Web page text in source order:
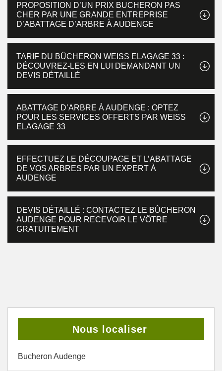
PROPOSITION D’UN PRIX BUCHERON PAS
CHER PAR UNE GRANDE ENTREPRISE
D’ABATTAGE D’ARBRE À AUDENGE
TARIF DU BÛCHERON WEISS ELAGAGE 33 :
DÉCOUVREZ-LES EN LUI DEMANDANT UN
DEVIS DÉTAILLÉ
ABATTAGE D’ARBRE À AUDENGE : OPTEZ
POUR LES SERVICES OFFERTS PAR WEISS
ELAGAGE 33
EFFECTUEZ LE DÉCOUPAGE ET L’ABATTAGE
DE VOS ARBRES PAR UN EXPERT À
AUDENGE
DEVIS DÉTAILLÉ : CONTACTEZ LE BÛCHERON
AUDENGE POUR RECEVOIR LE VÔTRE
GRATUITEMENT
Nous localiser
Bucheron Audenge